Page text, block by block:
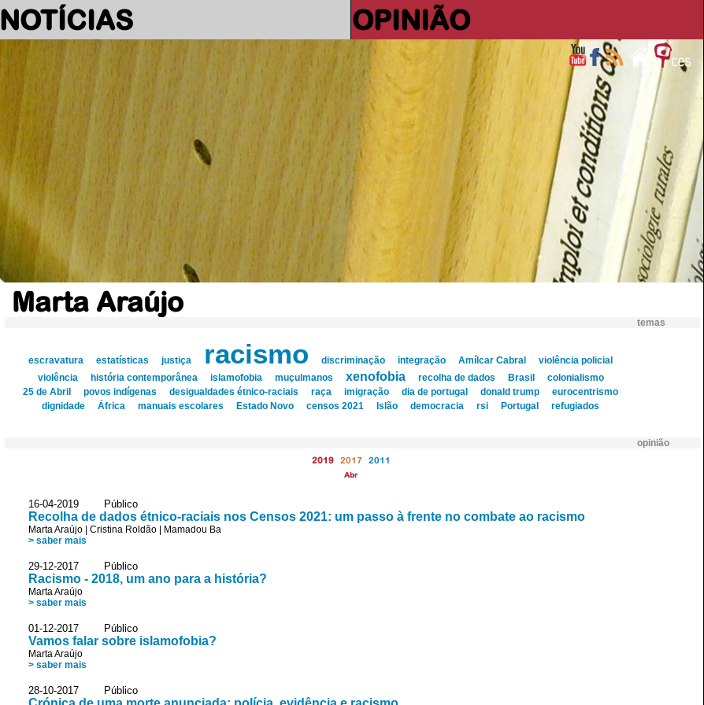
NOTÍCIAS OPINIÃO
Marta Araújo
temas
escravatura estatísticas justiça racismo discriminação integração Amílcar Cabral
violência policial
violência
história contemporânea islamofobia muçulmanos xenofobia recolha de dados Brasil
colonialismo
25 de Abril
povos indígenas desigualdades étnico-raciais raça imigração dia de portugal donald trump
eurocentrismo
dignidade
África manuais escolares Estado Novo censos 2021 Islão democracia rsi Portugal refugiados
opinião
2019 2017 2011
Abr
16-04-2019 Público
Recolha de dados étnico-raciais nos Censos 2021: um passo à frente no combate ao racismo
Marta Araújo Cristina Roldão
Mamadou Ba
> saber mais
29-12-2017 Público
Racismo - 2018, um ano para a história?
Marta Araújo
> saber mais
01-12-2017 Público
Vamos falar sobre islamofobia?
Marta Araújo
> saber mais
28-10-2017 Público